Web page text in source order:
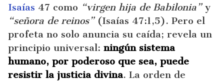
Isaías 47 como “virgen hija de Babilonia”y
“señora de reinos”(Isaías 47:1,5). Pero el
profeta no solo anuncia su caída; revela un
principio universal: ningún sistema
humano, por poderoso que sea, puede
resistir la justicia divina. La orden de